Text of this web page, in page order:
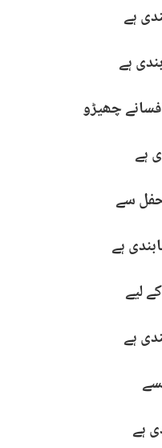
ہے
ہے
چھیڑو
ہے
سے
ہے
لیے
ہے
ہے